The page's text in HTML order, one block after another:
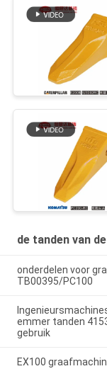
de tanden van
onderdelen voor
TB00395/PC100
emmer tanden
gebruik
EX100